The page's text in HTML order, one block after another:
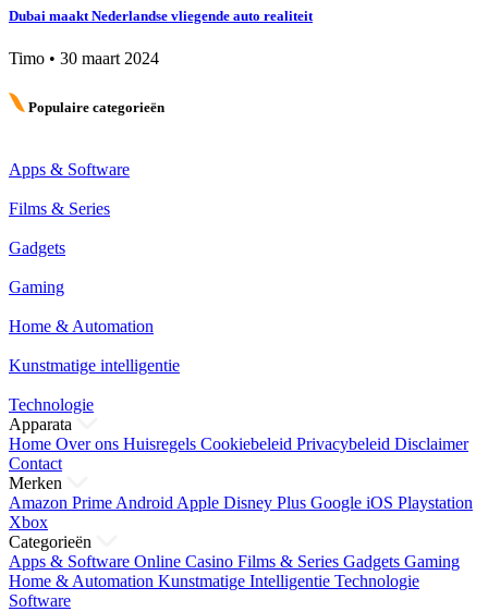
Dubai maakt Nederlandse vliegende auto realiteit
Timo • 30 maart 2024
Populaire categorieën
Apps & Software
Films & Series
Gadgets
Gaming
Home & Automation
Kunstmatige intelligentie
Technologie
Apparata
Home Over ons Huisregels Cookiebeleid Privacybeleid Disclaimer
Contact
Merken
Amazon Prime Android Apple Disney Plus Google iOS Playstation
Xbox
Categorieën
Apps & Software Online Casino Films & Series Gadgets Gaming
Home & Automation Kunstmatige Intelligentie Technologie
Software